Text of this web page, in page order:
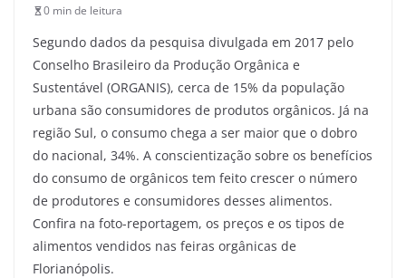
0 min de leitura
Segundo dados da pesquisa divulgada em 2017 pelo
Conselho Brasileiro da Produção Orgânica e
Sustentável (ORGANIS), cerca de 15% da população
urbana são consumidores de produtos orgânicos. Já na
região Sul, o consumo chega a ser maior que o dobro
do nacional, 34%. A conscientização sobre os benefícios
do consumo de orgânicos tem feito crescer o número
de produtores e consumidores desses alimentos.
Confira na foto-reportagem, os preços e os tipos de
alimentos vendidos nas feiras orgânicas de
Florianópolis.